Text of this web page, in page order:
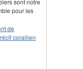
sont notre
pour les
de
récif corallien